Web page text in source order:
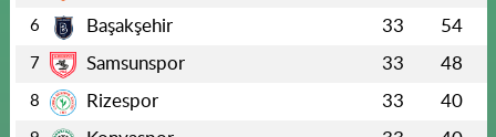
6 Başakşehir 33 54
7 Samsunspor 33 48
8 Rizespor 33 40